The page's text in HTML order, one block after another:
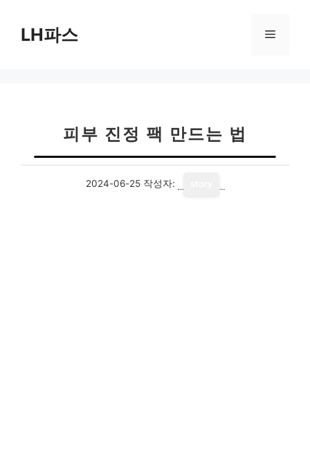
LH파스 메
피부 진정 팩 만드는 법
2024-06-25 작성자: